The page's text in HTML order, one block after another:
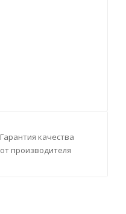
Гарантия качества
от производителя